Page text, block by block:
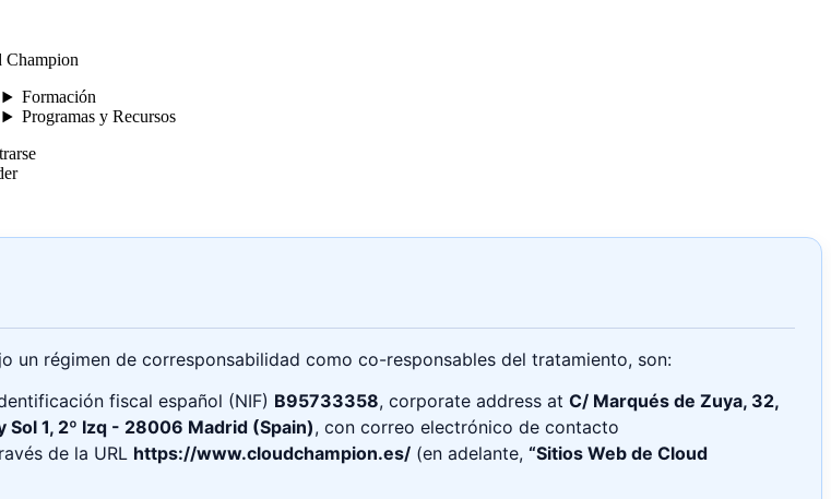
Champion
Formación
Programas y Recursos
régimen de corresponsabilidad como co-responsables del tratamiento, son:
fiscal español (NIF) B95733358, corporate address at C/ Marqués de Zuya, 32,
Sol 1, 2º Izq - 28006 Madrid (Spain), con correo electrónico de contacto
de la URL https://www.cloudchampion.es/ (en adelante, “Sitios Web de Cloud